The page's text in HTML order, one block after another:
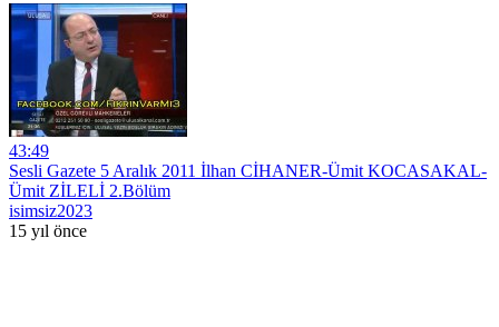
43:49
Sesli Gazete 5 Aralık 2011 İlhan CİHANER-Ümit KOCASAKAL-
Ümit ZİLELİ 2.Bölüm
isimsiz2023
15 yıl önce